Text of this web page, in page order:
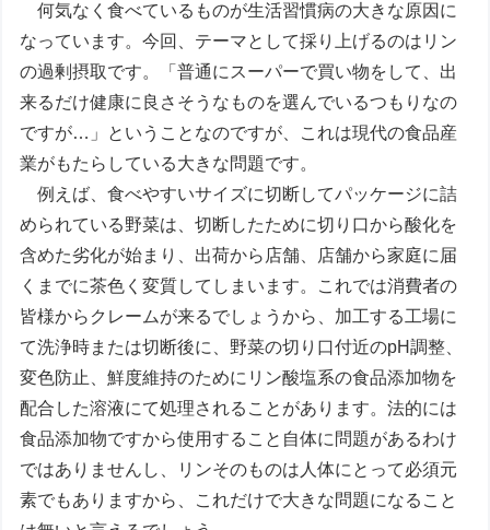
何気なく食べているものが生活習慣病の大きな原因に
なっています。今回、テーマとして採り上げるのはリン
の過剰摂取です。「普通にスーパーで買い物をして、出
来るだけ健康に良さそうなものを選んでいるつもりなの
ですが…」ということなのですが、これは現代の食品産
業がもたらしている大きな問題です。
例えば、食べやすいサイズに切断してパッケージに詰
められている野菜は、切断したために切り口から酸化を
含めた劣化が始まり、出荷から店舗、店舗から家庭に届
くまでに茶色く変質してしまいます。これでは消費者の
皆様からクレームが来るでしょうから、加工する工場に
て洗浄時または切断後に、野菜の切り口付近のpH調整、
変色防止、鮮度維持のためにリン酸塩系の食品添加物を
配合した溶液にて処理されることがあります。法的には
食品添加物ですから使用すること自体に問題があるわけ
ではありませんし、リンそのものは人体にとって必須元
素でもありますから、これだけで大きな問題になること